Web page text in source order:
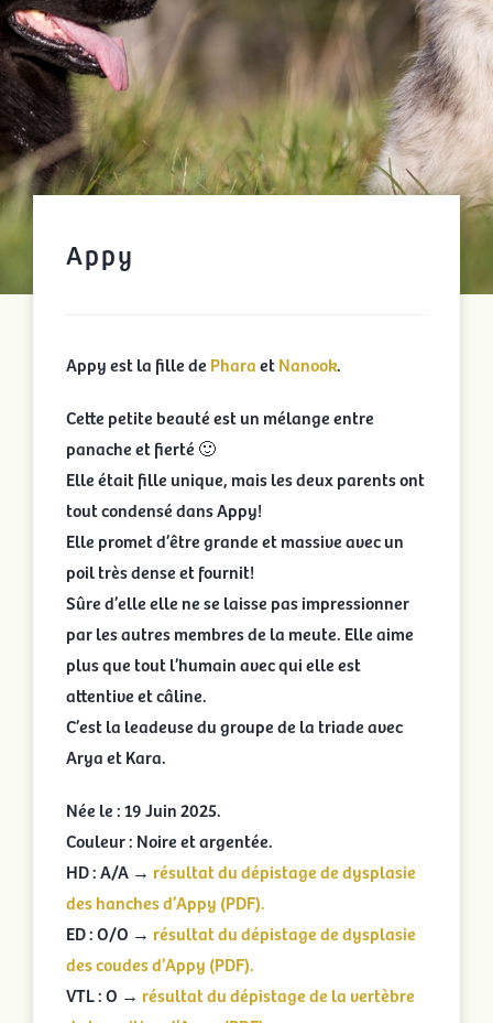
Appy
Appy est la fille de PharaetNanook.
Cette petite beauté est un mélange entre
panache et fierté 🙂
Elle était fille unique, mais les deux parents ont
tout condensé dans Appy!
Elle promet d’être grande et massive avec un
poil très dense et fournit!
Sûre d’elle elle ne se laisse pas impressionner
par les autres membres de la meute. Elle aime
plus que tout l’humain avec qui elle est
attentive et câline.
C’est la leadeuse du groupe de la triade avec
Arya et Kara.
Née le : 19 Juin 2025.
Couleur : Noire et argentée.
HD : A/A → résultat du dépistage de dysplasie
des hanches d’Appy (PDF).
ED : O/O → résultat du dépistage de dysplasie
des coudes d’Appy (PDF).
VTL : O → résultat du dépistage de la vertèbre